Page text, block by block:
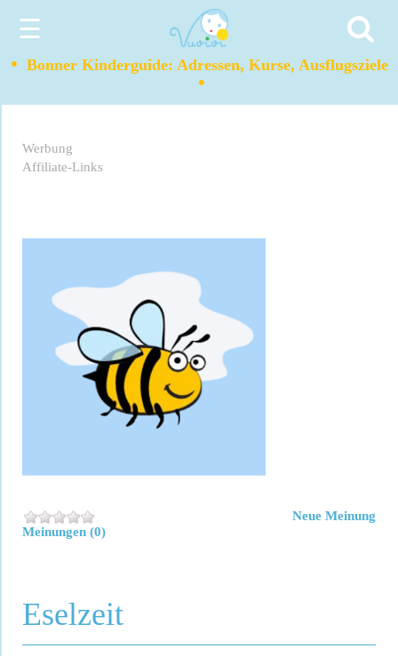
☰
• Bonner Kinderguide: Adressen, Kurse, Ausflugsziele
•
Werbung
Affiliate-Links
Meinungen (0)
Neue Meinung
Eselzeit